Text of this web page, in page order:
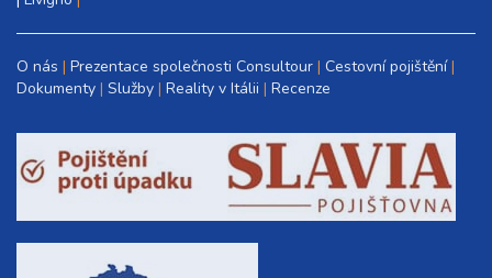
O nás Prezentace společnosti Consultour Cestovní pojištění
Dokumenty Služby Reality v Itálii Recenze